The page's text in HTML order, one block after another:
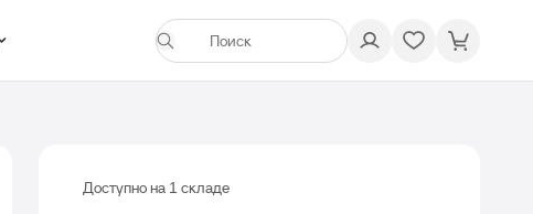
Доступно на 1 складе